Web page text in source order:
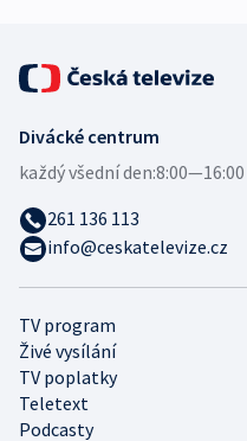
TV program
Živé vysílání
TV poplatky
Teletext
Podcasty
Divácké centrum
každý všední den:
261 136 113
info@ceskatelevize.cz